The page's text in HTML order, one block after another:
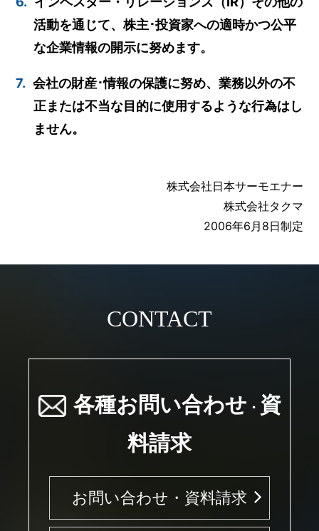
活動を通じて、株主･投資家への適時かつ公平
な企業情報の開示に努めます。
7. 会社の財産･情報の保護に努め、業務以外の不
正または不当な目的に使用するような行為はし
ません。
株式会社日本サーモエナー
株式会社タクマ
2006年6月8日制定
CONTACT
各種お問い合わせ ・ 資
料請求
お問い合わせ・資料請求